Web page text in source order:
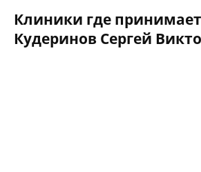
Клиники где
Кудеринов Сергей